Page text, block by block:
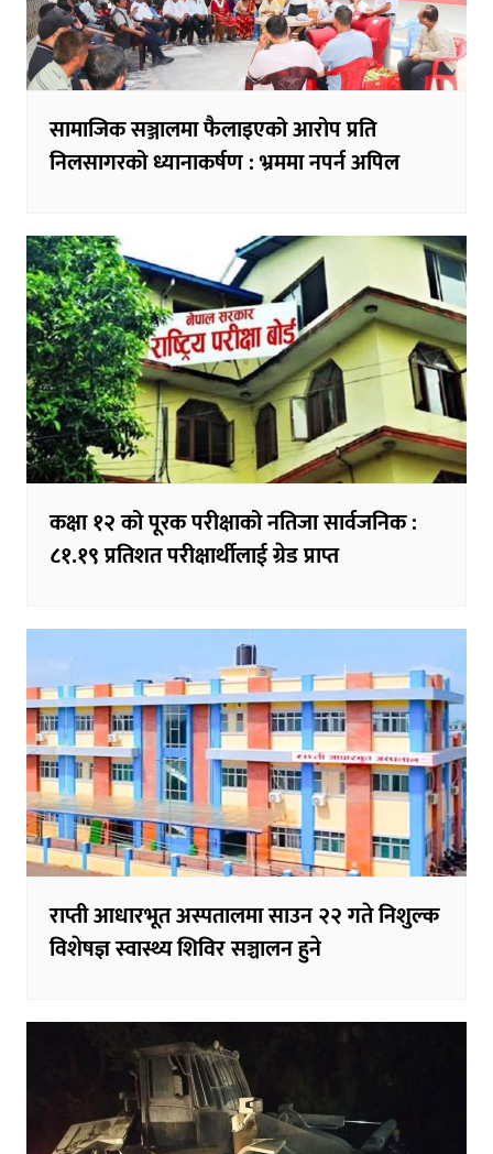
सामाजिक सञ्जालमा फैलाइएको आरोप प्रति
निलसागरको ध्यानाकर्षण : भ्रममा नपर्न अपिल
कक्षा १२ को पूरक परीक्षाको नतिजा सार्वजनिक :
८१.१९ प्रतिशत परीक्षार्थीलाई ग्रेड प्राप्त
राप्ती आधारभूत अस्पतालमा साउन २२ गते निशुल्क
विशेषज्ञ स्वास्थ्य शिविर सञ्चालन हुने